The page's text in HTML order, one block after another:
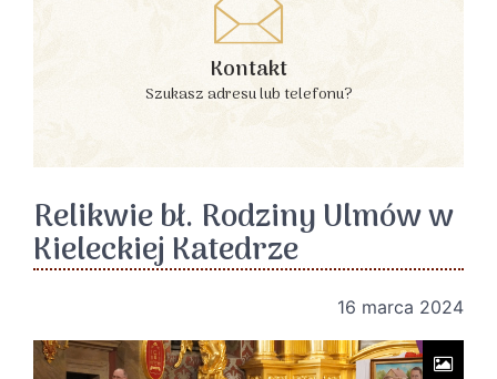
Kontakt
Szukasz adresu lub telefonu?
Relikwie bł. Rodziny Ulmów w
Kieleckiej Katedrze
16 marca 2024